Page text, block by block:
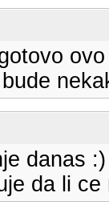
danas
da li